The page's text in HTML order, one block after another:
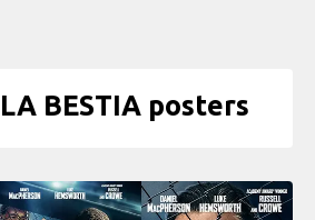
BESTIA posters